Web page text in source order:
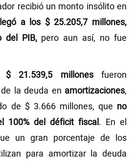
recibió un monto insólito en
a los $ 25.205,7 millones,
del PIB,pero aun así, no fue
$ 21.539,5 millonesfueron
la deuda en amortizaciones,
de $ 3.666 millones, que no
100% del déficit fiscal. En el
un gran porcentaje de los
para amortizar la deuda